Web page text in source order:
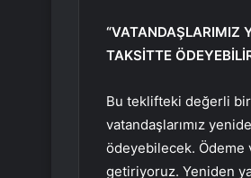
“VATANDAŞLARIMIZ
TAKSİTTE
Bu teklifteki değerli bir
vatandaşlarımız
ödeyebilecek. Ödeme
getiriyoruz. Yeniden